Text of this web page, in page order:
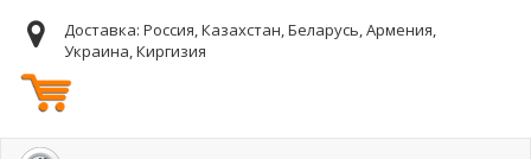
Доставка: Россия, Казахстан, Беларусь, Армения,
Украина, Киргизия